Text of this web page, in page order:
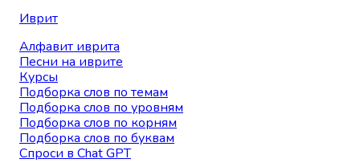
Иврит
Алфавит иврита
Песни на иврите
Курсы
Подборка слов по темам
Подборка слов по уровням
Подборка слов по корням
Подборка слов по буквам
Спроси в Chat GPT